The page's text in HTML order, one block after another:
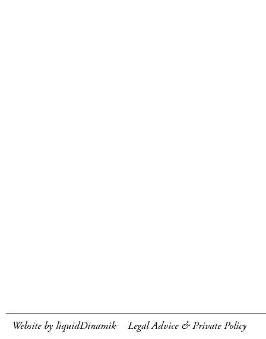
Website by liquidDinamik Legal Advice & Private Policy